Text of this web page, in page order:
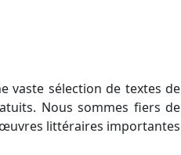
vaste sélection de textes de
Nous sommes fiers de
littéraires importantes